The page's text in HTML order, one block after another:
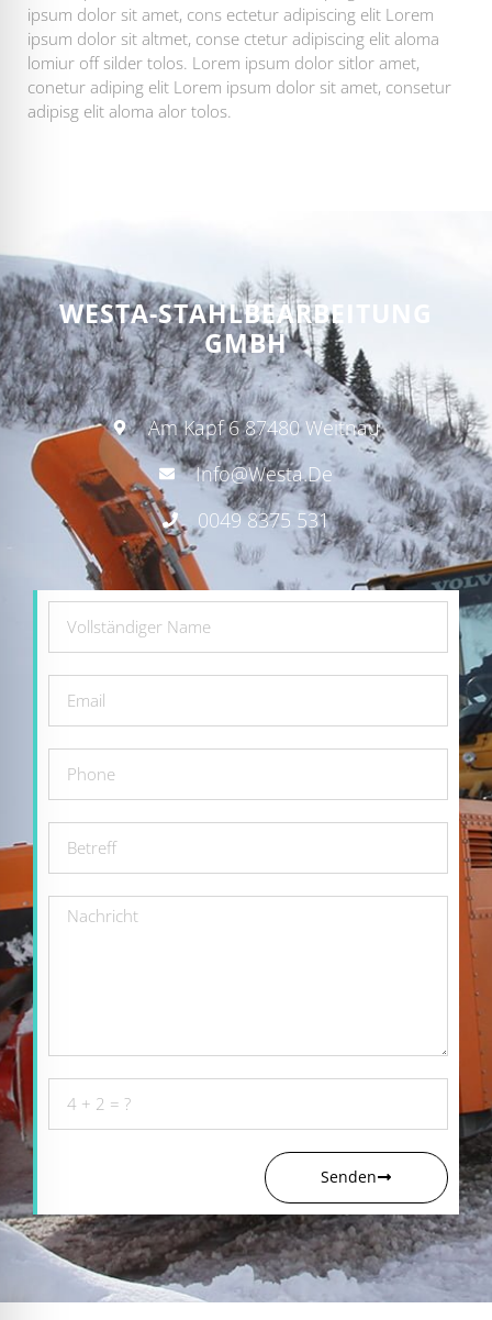
ipsum dolor sit amet, cons ectetur adipiscing elit Lorem
ipsum dolor sit altmet, conse ctetur adipiscing elit aloma
lomiur off silder tolos. Lorem ipsum dolor sitlor amet,
conetur adiping elit Lorem ipsum dolor sit amet, consetur
adipisg elit aloma alor tolos.
WESTA-STAHLBEARBEITUNG
GMBH
Am Kapf 6 87480 Weitnau
Info@westa.de
0049 8375 531
Senden